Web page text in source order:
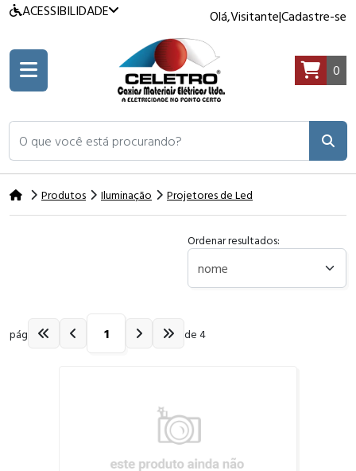
ACESSIBILIDADE Olá,Visitante|Cadastre-se
O que você está procurando?
0
Produtos Iluminação Projetores de Led
Ordenar resultados:
pág de 4